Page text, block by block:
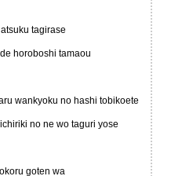
tagirase
horoboshi tamaou
wankyoku no hashi tobikoete
no ne wo taguri yose
goten wa